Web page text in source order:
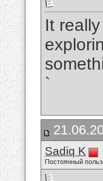
It
`
Sadiq K
Постоянный